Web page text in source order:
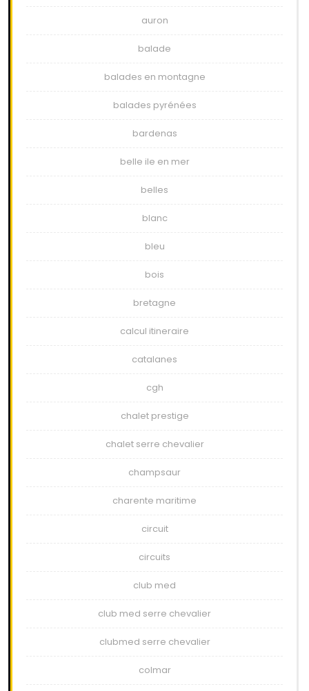
auron
balade
balades en montagne
balades pyrénées
bardenas
belle ile en mer
belles
blanc
bleu
bois
bretagne
calcul itineraire
catalanes
cgh
chalet prestige
chalet serre chevalier
champsaur
charente maritime
circuit
circuits
club med
club med serre chevalier
clubmed serre chevalier
colmar